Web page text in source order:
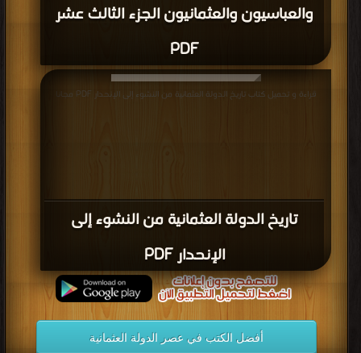
والعباسيون والعثمانيون الجزء الثالث عشر
PDF
تاريخ الدولة العثمانية من النشوء إلى
الإنحدار PDF
قراءة و تحميل كتاب تاريخ الدولة العثمانية من النشوء إلى الإنحدار PDF مجانا
أفضل الكتب في عصر الدولة العثمانية